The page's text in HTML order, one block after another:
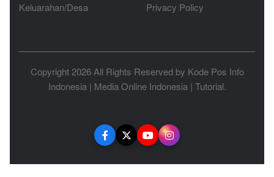
Keluarahan/Desa
Privacy Policy
Copyright 2026 All Rights Reserved by Kode Pos Info
Indonesia| Media Online Indonesia| Tutorial.